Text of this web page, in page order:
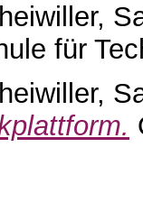
für